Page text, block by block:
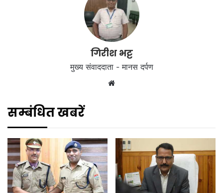
गिरीश भट्ट
मुख्य संवाददाता - मानस दर्पण
Website
सम्बंधित खबरें